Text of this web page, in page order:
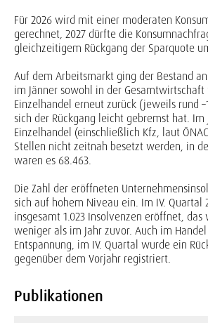
Für 2026 wird mit einer moderaten
gerechnet, 2027 dürfte die
gleichzeitigem Rückgang der Sparquote
Auf dem Arbeitsmarkt ging der Bestand
im Jänner sowohl in der
Einzelhandel erneut zurück (jeweils rund
sich der Rückgang leicht gebremst hat. Im
Einzelhandel (einschließlich Kfz, laut
Stellen nicht zeitnah besetzt werden, in
waren es 68.463.
Die Zahl der eröffneten
sich auf hohem Niveau ein. Im IV. Quartal
insgesamt 1.023 Insolvenzen eröffnet,
weniger als im Jahr zuvor. Auch im
Entspannung, im IV. Quartal wurde ein
gegenüber dem Vorjahr registriert.
Publikationen